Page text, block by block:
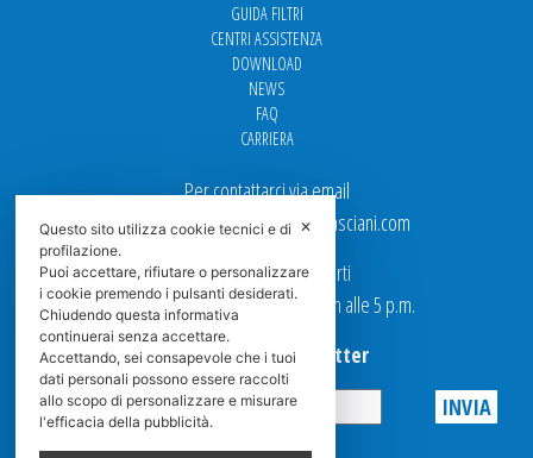
GUIDA FILTRI
CENTRI ASSISTENZA
DOWNLOAD
NEWS
FAQ
CARRIERA
Per contattarci via email
Ufficio Vendite: italy.sales@spasciani.com
I nostri uffici sono aperti
dal Lunedi al Venerdi dalle 9 a.m alle 5 p.m.
Iscriviti alla Newsletter
Privacy
✕
Questo sito utilizza cookie tecnici e di
profilazione.
Puoi accettare, rifiutare o personalizzare
i cookie premendo i pulsanti desiderati.
Chiudendo questa informativa
continuerai senza accettare.
Accettando, sei consapevole che i tuoi
dati personali possono essere raccolti
allo scopo di personalizzare e misurare
l'efficacia della pubblicità.